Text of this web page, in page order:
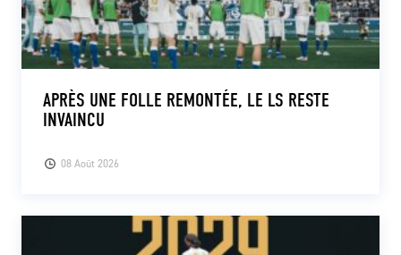
08 Août 2026
APRÈS UNE FOLLE REMONTÉE, LE LS RESTE
INVAINCU